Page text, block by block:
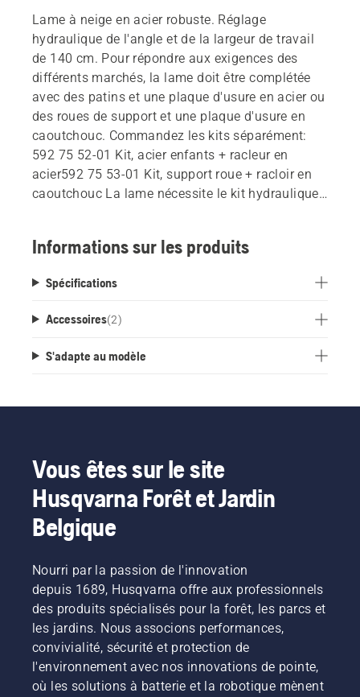
Lame à neige en acier robuste. Réglage
hydraulique de l'angle et de la largeur de travail
de 140 cm. Pour répondre aux exigences des
différents marchés, la lame doit être complétée
avec des patins et une plaque d'usure en acier ou
des roues de support et une plaque d'usure en
caoutchouc. Commandez les kits séparément:
592 75 52-01 Kit, acier enfants + racleur en
acier592 75 53-01 Kit, support roue + racloir en
caoutchouc La lame nécessite le kit hydraulique
Informations sur les produits
Spécifications
Accessoires(2)
S'adapte au modèle
Vous êtes sur le site
Husqvarna Forêt et Jardin
Belgique
Nourri par la passion de l'innovation
depuis 1689, Husqvarna offre aux professionnels
des produits spécialisés pour la forêt, les parcs et
les jardins. Nous associons performances,
convivialité, sécurité et protection de
l'environnement avec nos innovations de pointe,
où les solutions à batterie et la robotique mènent